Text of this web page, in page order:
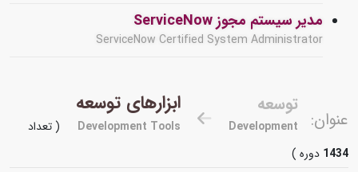
مدیر سیستم مجوز ServiceNow
ServiceNow Certified System Administrator
عنوان:
توسعه
Development
ابزارهای توسعه
Development Tools
( تعداد
1434 دوره )